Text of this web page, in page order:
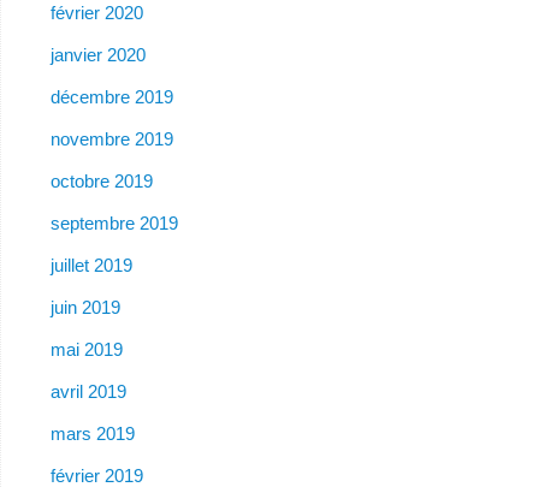
février 2020
janvier 2020
décembre 2019
novembre 2019
octobre 2019
septembre 2019
juillet 2019
juin 2019
mai 2019
avril 2019
mars 2019
février 2019